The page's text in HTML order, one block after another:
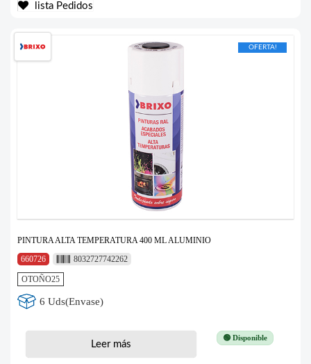
lista Pedidos
OFERTA!
PINTURA ALTA TEMPERATURA 400 ML ALUMINIO
660726
8032727742262
OTOÑO25
6 Uds(Envase)
🟢 Disponible
Leer más